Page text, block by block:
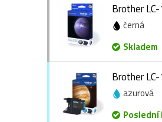
Brother
černá
Skladem
Brother
azurová
Poslední